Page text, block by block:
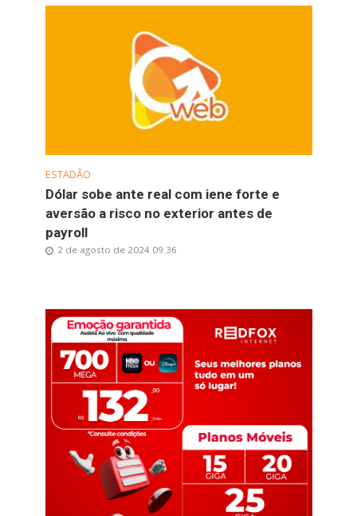
ESTADÃO
Dólar sobe ante real com iene forte e
aversão a risco no exterior antes de
payroll
2 de agosto de 2024 09:36